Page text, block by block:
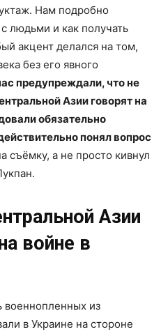
Нам подробно
людьми и как получать
акцент делался на том,
без его явного
предупреждали, что не
Азии говорят на
обязательно
понял вопрос
съёмку, а не просто кивнул
Азии
войне в
военнопленных из
в Украине на стороне